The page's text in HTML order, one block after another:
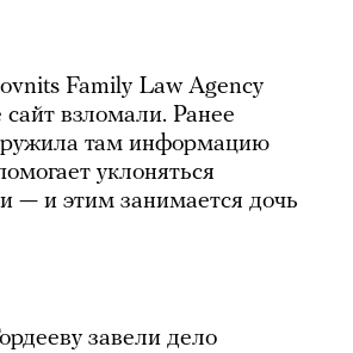
Family Law Agency
сайт взломали. Ранее
там информацию
уклоняться
— и этим занимается дочь
завели дело